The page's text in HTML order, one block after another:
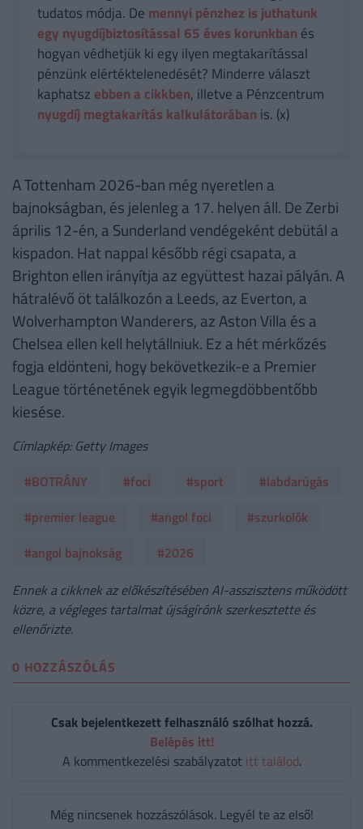
tudatos módja. De mennyi pénzhez is juthatunk
egy nyugdíjbiztosítással 65 éves korunkban és
hogyan védhetjük ki egy ilyen megtakarítással
pénzünk elértéktelenedését? Minderre választ
kaphatsz ebben a cikkben, illetve a Pénzcentrum
nyugdíj megtakarítás kalkulátorában is. (x)
A Tottenham 2026-ban még nyeretlen a
bajnokságban, és jelenleg a 17. helyen áll. De Zerbi
április 12-én, a Sunderland vendégeként debütál a
kispadon. Hat nappal később régi csapata, a
Brighton ellen irányítja az együttest hazai pályán. A
hátralévő öt találkozón a Leeds, az Everton, a
Wolverhampton Wanderers, az Aston Villa és a
Chelsea ellen kell helytállniuk. Ez a hét mérkőzés
fogja eldönteni, hogy bekövetkezik-e a Premier
League történetének egyik legmegdöbbentőbb
kiesése.
Címlapkép: Getty Images
#BOTRÁNY
#foci #sport
#labdarúgás
#premier league
#angol foci
#szurkolók
#angol bajnokság
#2026
Ennek a cikknek az előkészítésében AI-asszisztens működött
közre, a végleges tartalmat újságírónk szerkesztette és
ellenőrizte.
0 HOZZÁSZÓLÁS
Csak bejelentkezett felhasználó szólhat hozzá.
Belépés itt!
A kommentkezelési szabályzatot itt találod.
Még nincsenek hozzászólások. Legyél te az első!